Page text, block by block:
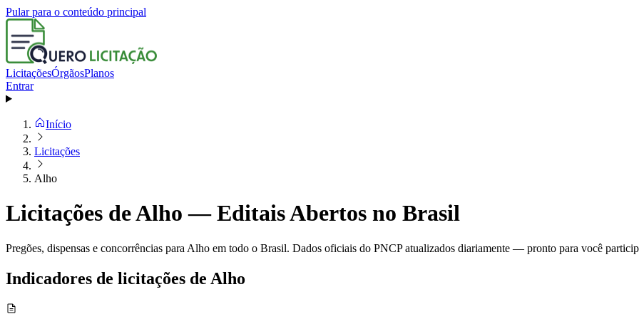
Pular para o conteúdo principal
LicitaçõesÓrgãosPlanos
Entrar
Início
Licitações
Alho
Licitações de Alho — Editais Abertos no Brasil
Pregões, dispensas e concorrências para Alho em todo o Brasil. Dados oficiais do PNCP atualizados diariamente — pronto para você
Indicadores de licitações de Alho